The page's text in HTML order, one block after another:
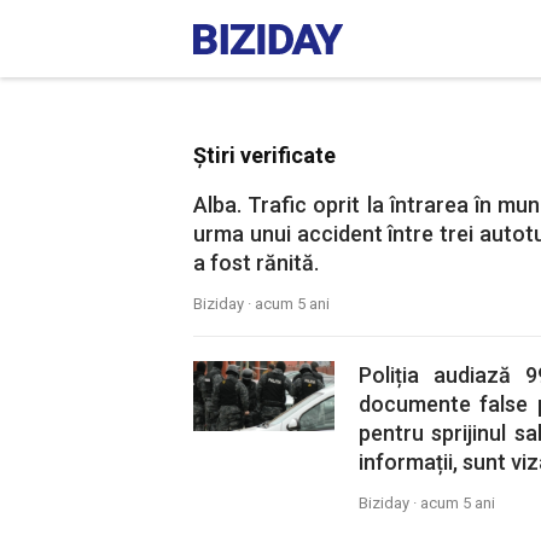
Știri verificate
Alba. Trafic oprit la întrarea în
urma unui accident între trei
a fost rănită.
Biziday · acum 5 ani
Poliția audiază
documente false
pentru sprijinul
informații, sunt
Biziday · acum 5 ani